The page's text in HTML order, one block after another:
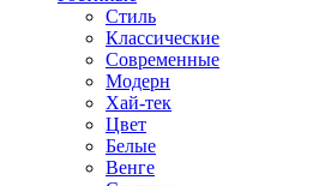
Стиль
Классические
Современные
Модерн
Хай-тек
Цвет
Белые
Венге